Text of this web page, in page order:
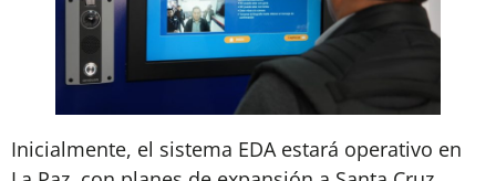
Inicialmente, el sistema EDA estará operativo en